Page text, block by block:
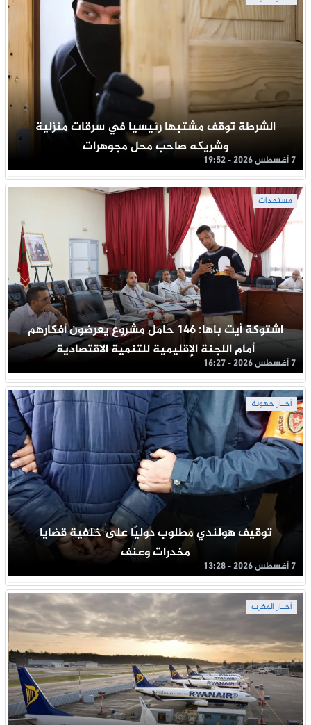
الشرطة توقف مشتبها رئيسيا في سرقات منزلية
وشريكه صاحب محل مجوهرات
7 أغسطس 2026 - 19:52
مستجدات
اشتوكة أيت باها: 146 حامل مشروع يعرضون أفكارهم
أمام اللجنة الإقليمية للتنمية الاقتصادية
7 أغسطس 2026 - 16:27
أخبار جهوية
توقيف هولندي مطلوب دوليًا على خلفية قضايا
مخدرات وعنف
7 أغسطس 2026 - 13:28
أخبار المغرب